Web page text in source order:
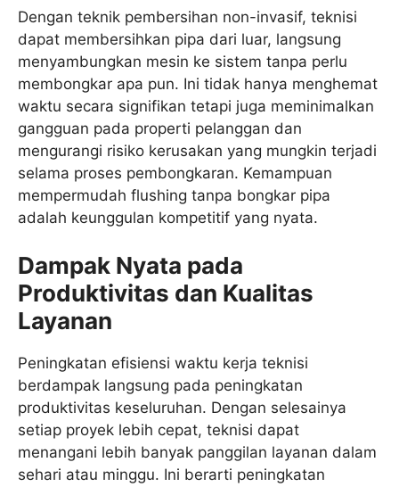
Dengan teknik pembersihan non-invasif, teknisi
dapat membersihkan pipa dari luar, langsung
menyambungkan mesin ke sistem tanpa perlu
membongkar apa pun. Ini tidak hanya menghemat
waktu secara signifikan tetapi juga meminimalkan
gangguan pada properti pelanggan dan
mengurangi risiko kerusakan yang mungkin terjadi
selama proses pembongkaran. Kemampuan
mempermudah flushing tanpa bongkar pipa
adalah keunggulan kompetitif yang nyata.
Dampak Nyata pada
Produktivitas dan Kualitas
Layanan
Peningkatan efisiensi waktu kerja teknisi
berdampak langsung pada peningkatan
produktivitas keseluruhan. Dengan selesainya
setiap proyek lebih cepat, teknisi dapat
menangani lebih banyak panggilan layanan dalam
sehari atau minggu. Ini berarti peningkatan